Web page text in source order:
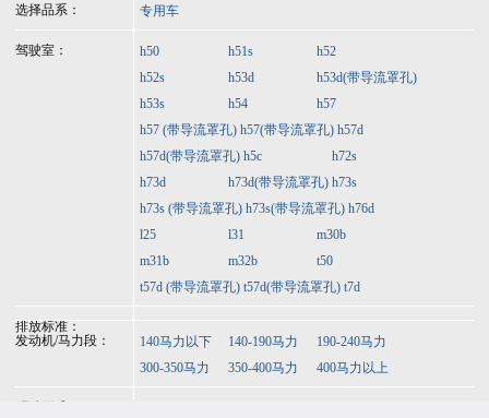
选择品系： 专用车
驾驶室： h50 h51s
h52
h52s
h53d
h53d(带导流罩孔)
h53s
h54
h57
h57 (带导流罩孔) h57(带导流罩孔) h57d
h57d(带导流罩孔) h5c
h72s
h73d
h73d(带导流罩孔) h73s
h73s (带导流罩孔) h73s(带导流罩孔) h76d
l25
l31
m30b
m31b
m32b
t50
t57d (带导流罩孔) t57d(带导流罩孔) t7d
排放标准：
发动机/马力段：
140马力以下 140-190马力
190-240马力
300-350马力
350-400马力 400马力以上